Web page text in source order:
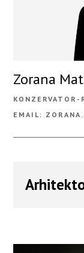
Zorana
KONZERVATOR-
EMAIL: